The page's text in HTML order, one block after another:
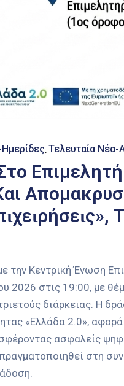
Τελευταία Νέα-
την Κεντρική Ένωση
2026 στις 19:00, με
διάρκειας. Η
«Ελλάδα 2.0»,
ασφαλείς
στη